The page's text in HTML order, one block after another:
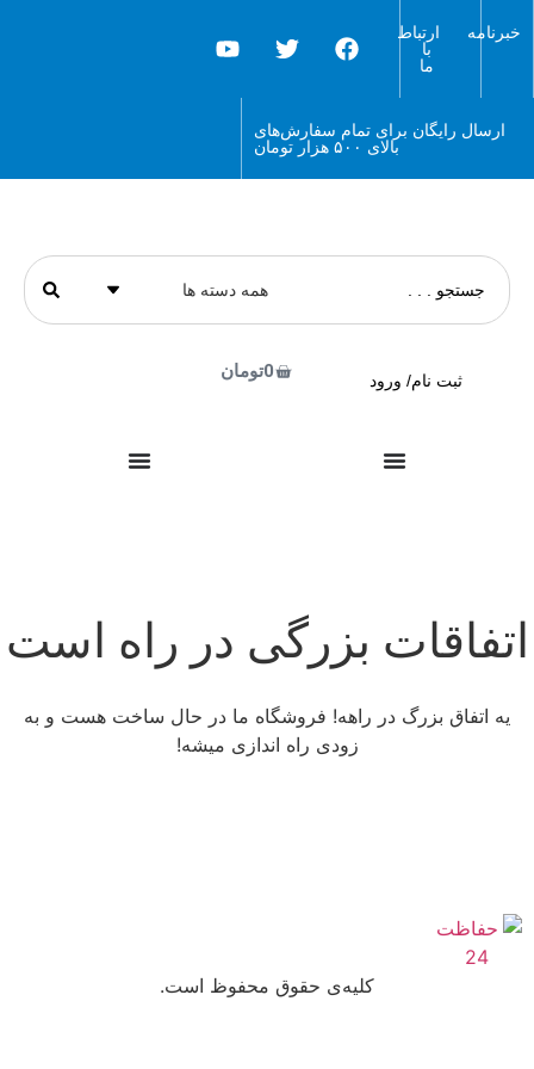
خبرنامه
ارتباط
با
ما
ارسال رایگان برای تمام سفارش‌های
بالای ۵۰۰ هزار تومان
ثبت نام/ ورود 0تومان
اتفاقات بزرگی در راه است
یه اتفاق بزرگ در راهه! فروشگاه ما در حال ساخت هست و به
زودی راه اندازی میشه!
کلیه‌ی حقوق محفوظ است.